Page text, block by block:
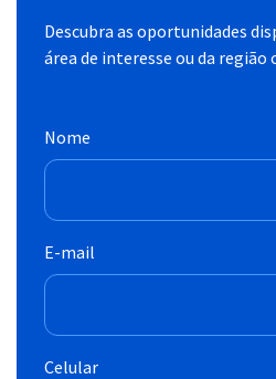
Descubra as oportunidades
área de interesse ou da região
Nome
E-mail
Celular